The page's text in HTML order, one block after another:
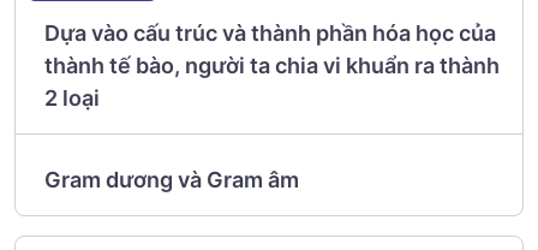
Dựa vào cấu trúc và thành phần hóa học của
thành tế bào, người ta chia vi khuẩn ra thành
2 loại
Gram dương và Gram âm